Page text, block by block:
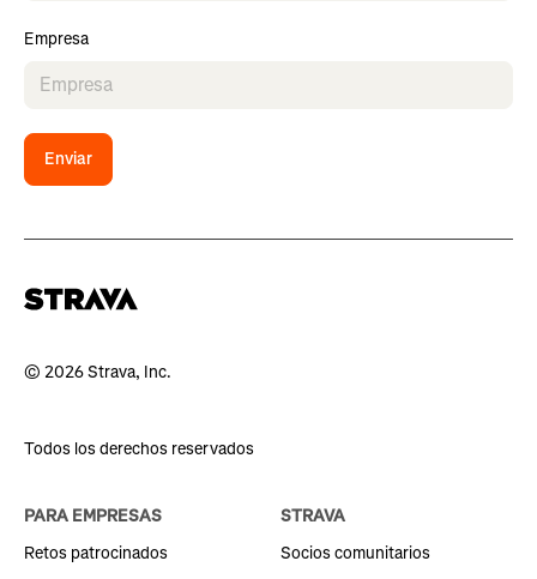
Empresa
Enviar
© 2026 Strava, Inc.
Todos los derechos reservados
PARA EMPRESAS
Retos patrocinados
STRAVA
Socios comunitarios